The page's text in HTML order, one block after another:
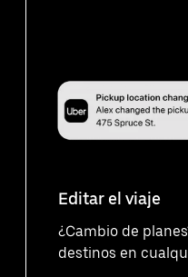
Editar el viaje
¿Cambio de
destinos en